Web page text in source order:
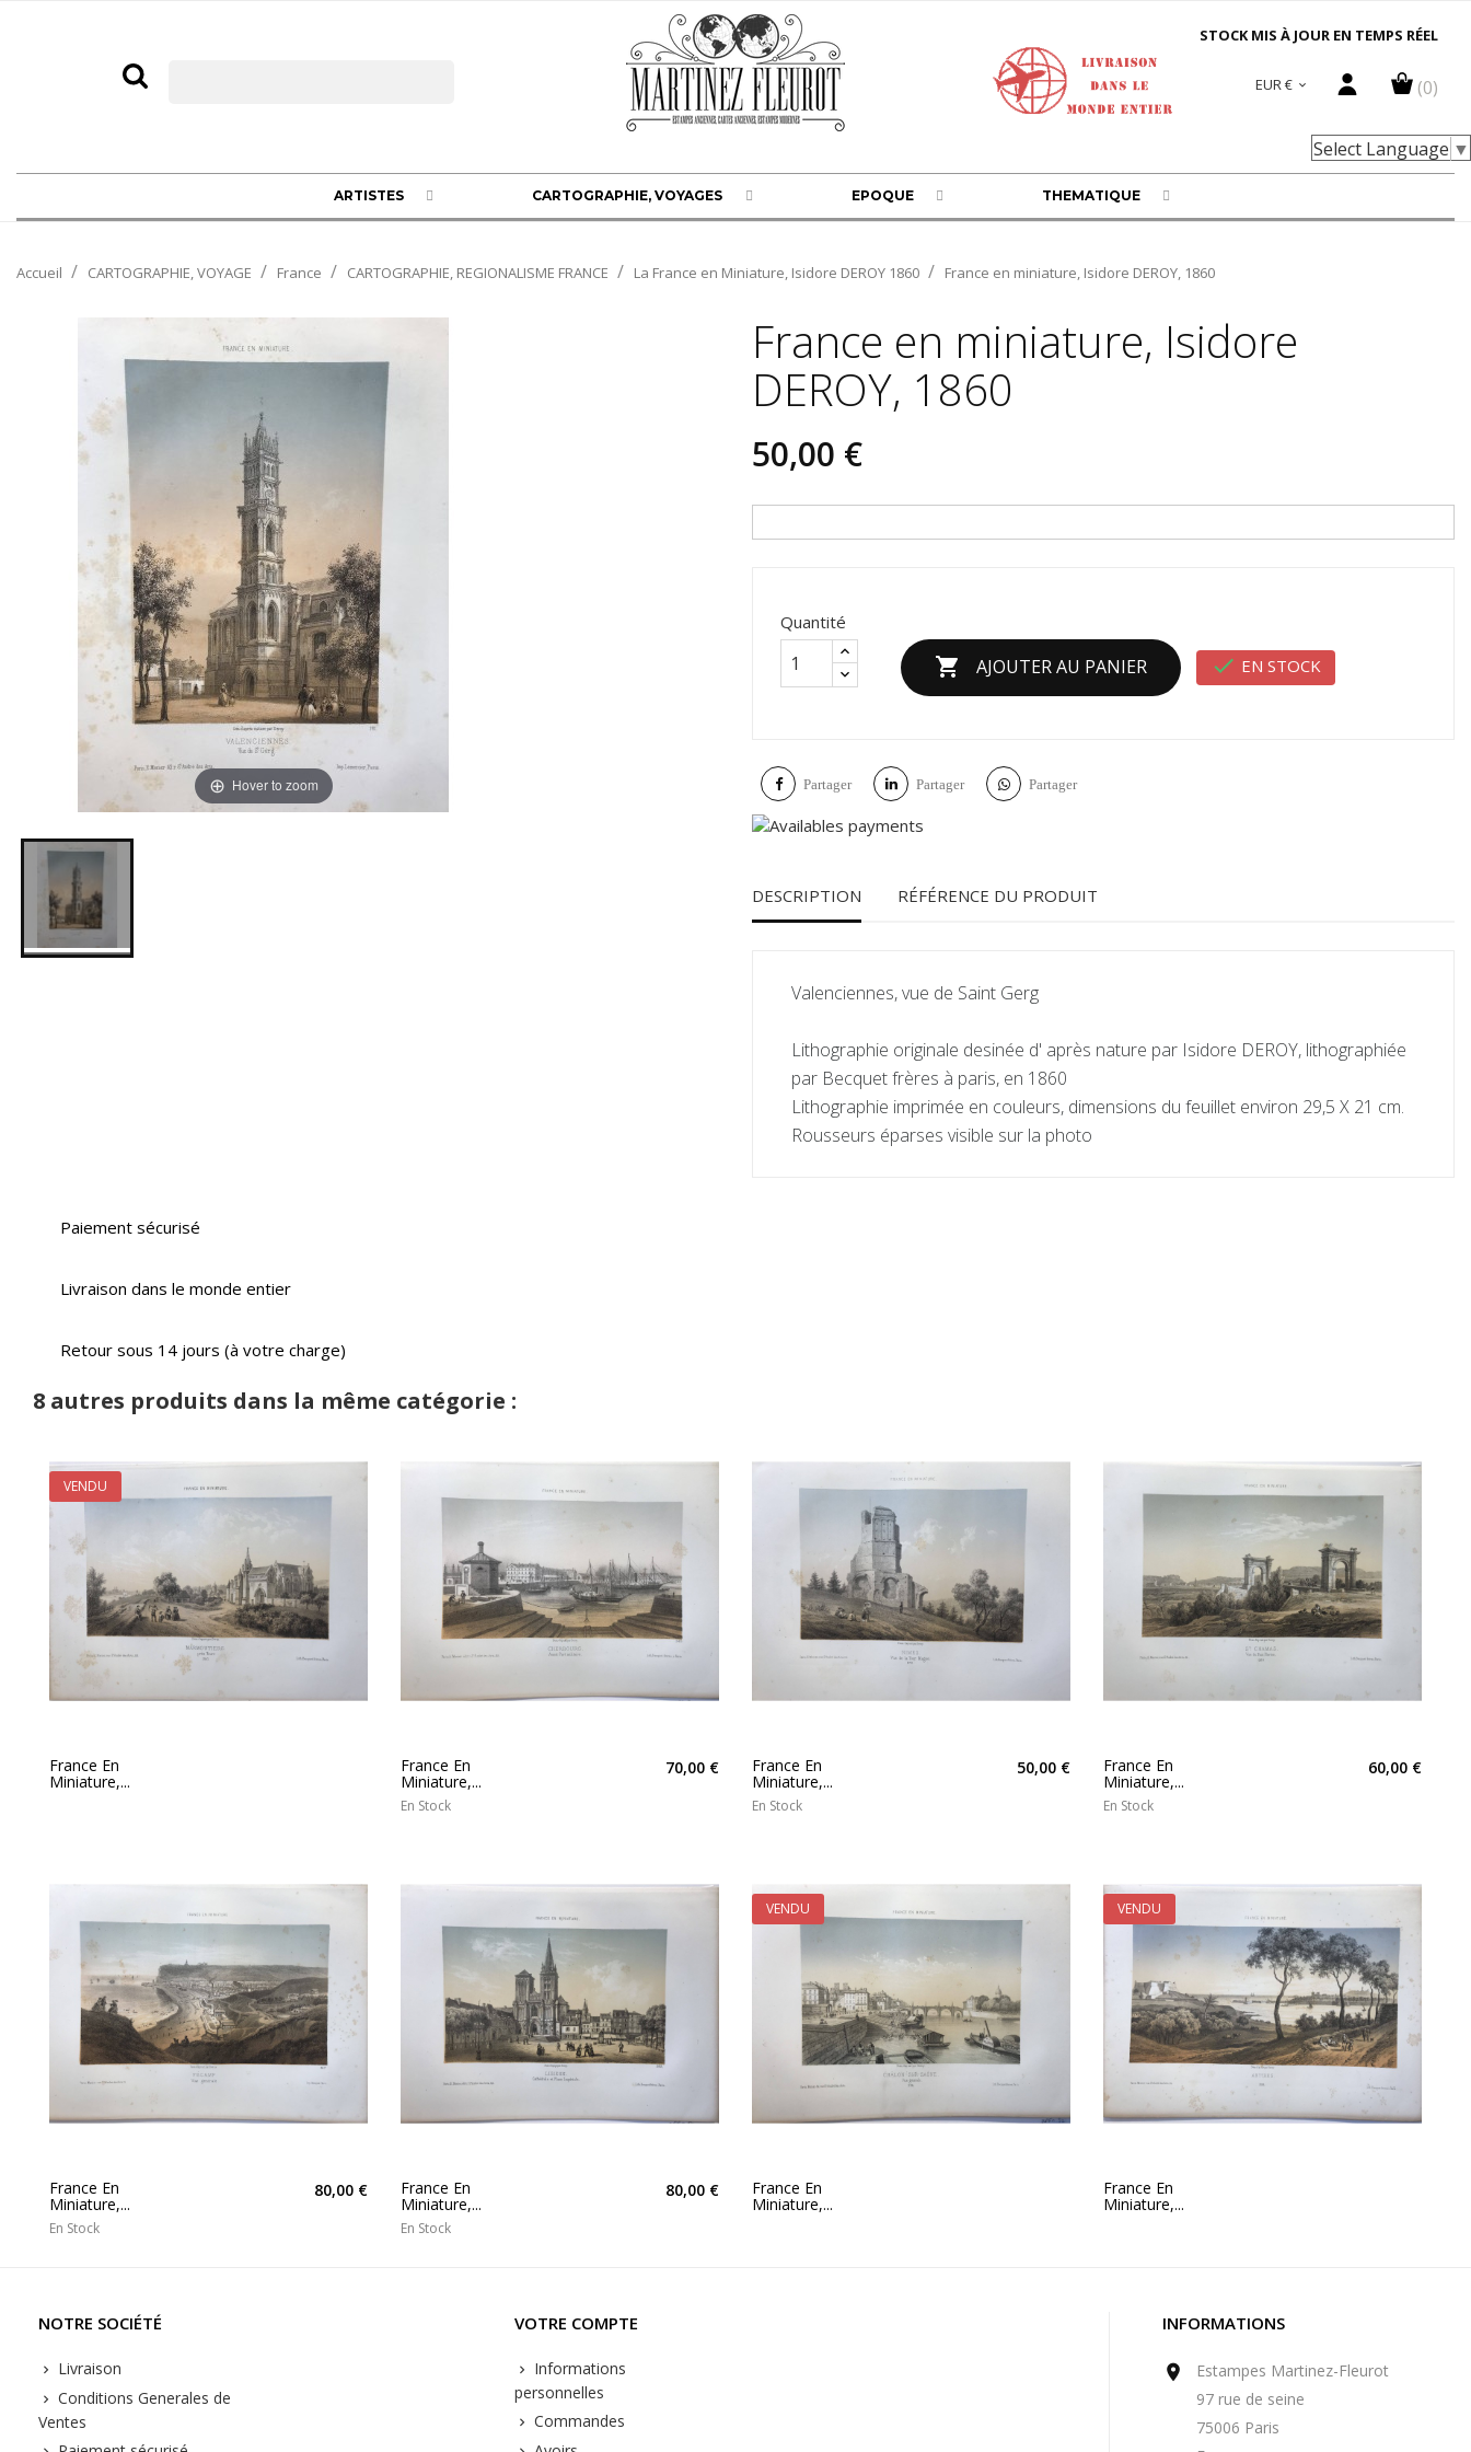
STOCK MIS À JOUR EN TEMPS RÉEL
(0)
EUR € 
Select Language ▼
ARTISTES CARTOGRAPHIE, VOYAGES EPOQUE THEMATIQUE
Accueil CARTOGRAPHIE, VOYAGE France CARTOGRAPHIE, REGIONALISME FRANCE La France en Miniature, Isidore DEROY 1860 France en miniature, Isidore DEROY, 1860
Hover to zoom
France en miniature, Isidore
DEROY, 1860
50,00 €
Quantité
 AJOUTER AU PANIER  EN STOCK
Partager Partager Partager
DESCRIPTION RÉFÉRENCE DU PRODUIT
Valenciennes, vue de Saint Gerg
Lithographie originale desinée d' après nature par Isidore DEROY, lithographiée
par Becquet frères à paris, en 1860
Lithographie imprimée en couleurs, dimensions du feuillet environ 29,5 X 21 cm.
Rousseurs éparses visible sur la photo
Paiement sécurisé
Livraison dans le monde entier
Retour sous 14 jours (à votre charge)
8 autres produits dans la même catégorie :
France En
Miniature,...
VENDU
France En
Miniature,...
70,00 €
En Stock
France En
Miniature,...
50,00 €
En Stock
France En
Miniature,...
60,00 €
En Stock
France En
Miniature,...
80,00 €
En Stock
France En
Miniature,...
80,00 €
En Stock
France En
Miniature,...
VENDU
France En
Miniature,...
VENDU
NOTRE SOCIÉTÉ
Livraison
Conditions Generales de
Ventes
VOTRE COMPTE
Informations
personnelles
Commandes
INFORMATIONS

Estampes Martinez-Fleurot
97 rue de seine
75006 Paris